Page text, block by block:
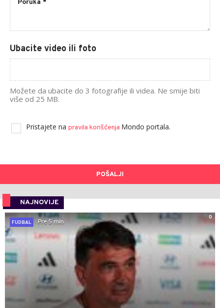
Ubacite video ili foto
Možete da ubacite do 3 fotografije ili videa. Ne smije biti
više od 25 MB.
Pristajete na pravila korišćenja Mondo portala.
POŠALJI
NAJNOVIJE
0
FUDBAL
Pre 5 min